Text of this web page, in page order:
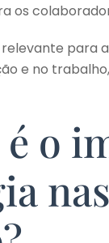
os
para
e no
o